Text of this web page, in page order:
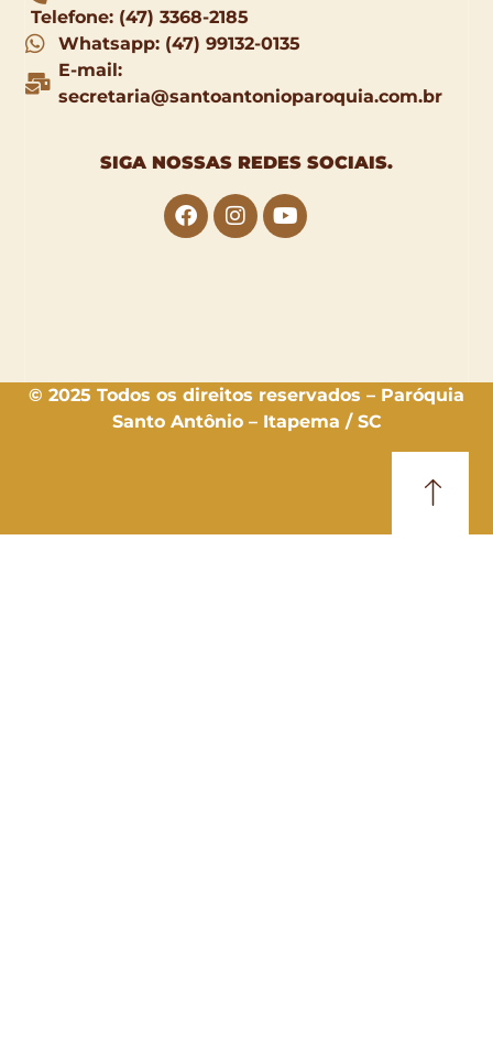
Telefone: (47) 3368-2185
Whatsapp: (47) 99132-0135
E-mail:
secretaria@santoantonioparoquia.com.br
SIGA NOSSAS REDES SOCIAIS.
© 2025 Todos os direitos reservados – Paróquia
Santo Antônio – Itapema / SC